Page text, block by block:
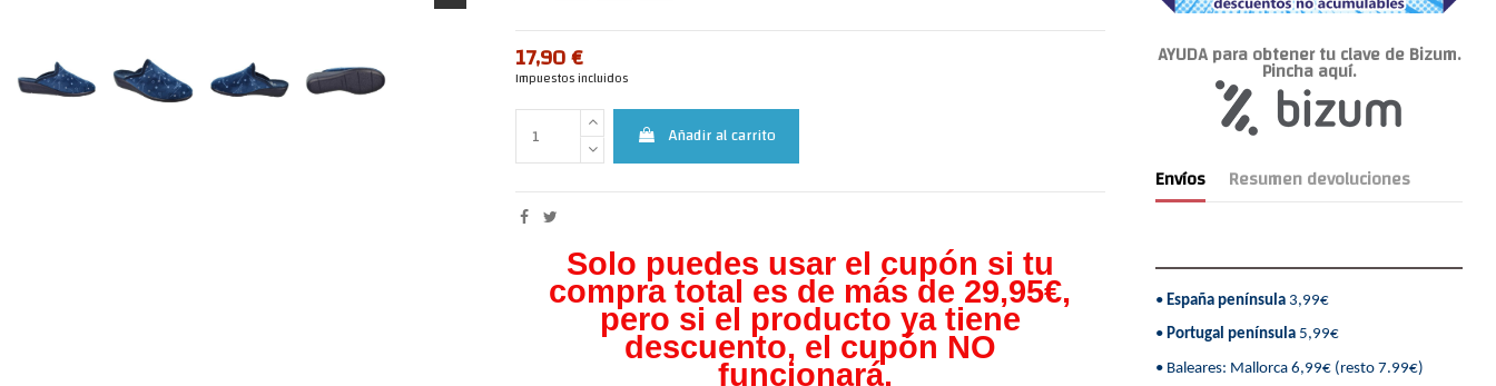
17,90 €
Impuestos incluidos
Añadir al carrito
Solo puedes usar el cupón si tu
compra total es de más de 29,95€,
pero si el producto ya tiene
descuento, el cupón NO
funcionará.
AYUDA para obtener tu clave de Bizum.
Pincha aquí.
Envíos Resumen devoluciones
• España península3,99€
• Portugal península5,99€
• Baleares: Mallorca 6,99€ (resto 7.99€)